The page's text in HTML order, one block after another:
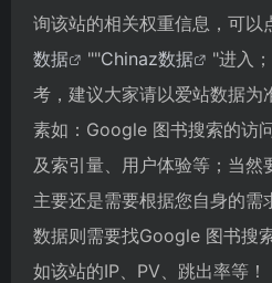
询该站的相关权重信息，可以
数据
""Chinaz数据
"进入
考，建议大家请以爱站数据为
素如：Google 图书搜索的访
及索引量、用户体验等；当然
主要还是需要根据您自身的需
数据则需要找Google 图书搜
如该站的IP、PV、跳出率等！